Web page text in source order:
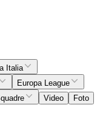
Italia
Europa League
Video
Foto